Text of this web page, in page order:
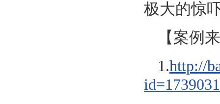
极大的惊
【案例
1.http://